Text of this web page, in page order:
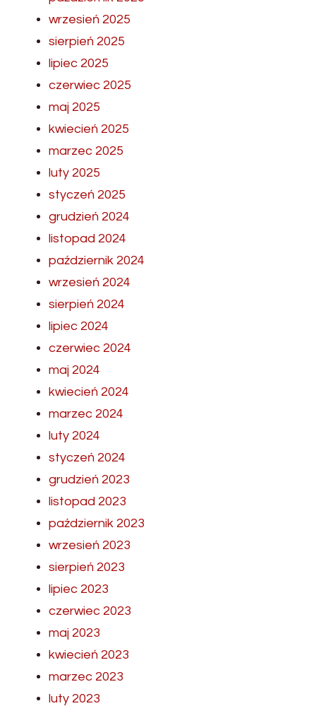
wrzesień 2025
sierpień 2025
lipiec 2025
czerwiec 2025
maj 2025
kwiecień 2025
marzec 2025
luty 2025
styczeń 2025
grudzień 2024
listopad 2024
październik 2024
wrzesień 2024
sierpień 2024
lipiec 2024
czerwiec 2024
maj 2024
kwiecień 2024
marzec 2024
luty 2024
styczeń 2024
grudzień 2023
listopad 2023
październik 2023
wrzesień 2023
sierpień 2023
lipiec 2023
czerwiec 2023
maj 2023
kwiecień 2023
marzec 2023
luty 2023